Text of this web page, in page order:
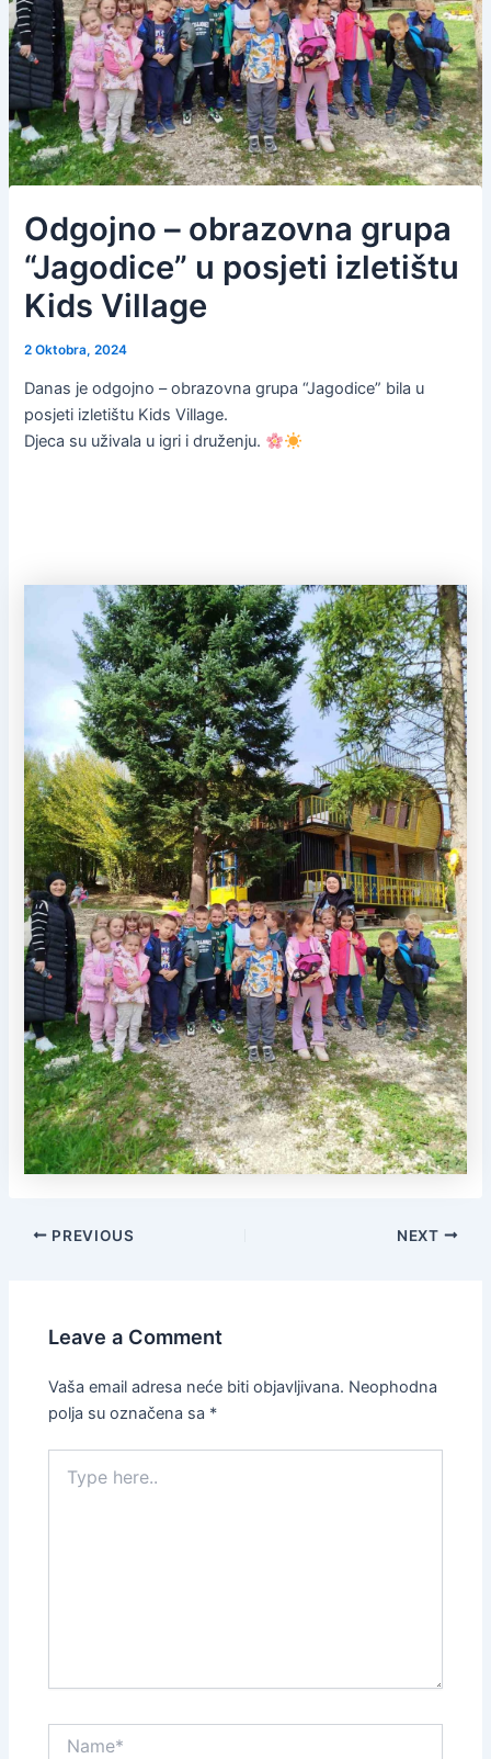
Odgojno – obrazovna grupa
“Jagodice” u posjeti izletištu
Kids Village
2 Oktobra, 2024
Danas je odgojno – obrazovna grupa “Jagodice” bila u
posjeti izletištu Kids Village.
Djeca su uživala u igri i druženju.
PREVIOUS NEXT
Leave a Comment
Vaša email adresa neće biti objavljivana. Neophodna
polja su označena sa *
here..